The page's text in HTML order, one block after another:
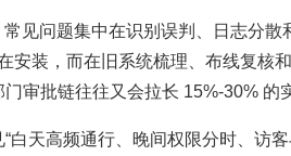
见问题集中在识别误判、日志分
安装，而在旧系统梳理、布线复核
审批链往往又会拉长 15%-30% 的
白天高频通行、晚间权限分时、访